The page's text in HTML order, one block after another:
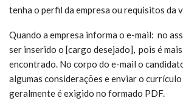
tenha o perfil da empresa ou requisitos da
Quando a empresa informa o e-mail: no
ser inserido o [cargo desejado], pois é
encontrado. No corpo do e-mail o
algumas considerações e enviar o currículo
geralmente é exigido no formado PDF.